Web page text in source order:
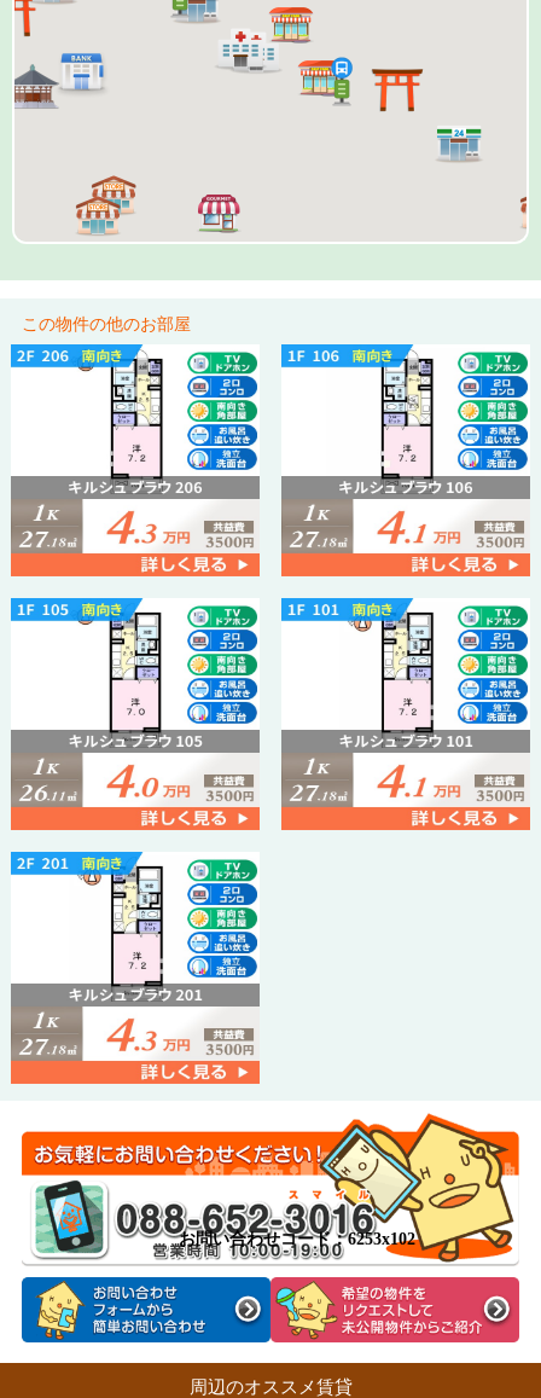
この物件の他のお部屋
お問い合わせコード：6253x102
周辺のオススメ賃貸